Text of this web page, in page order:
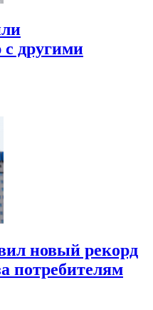
с другими
новый рекорд
потребителям